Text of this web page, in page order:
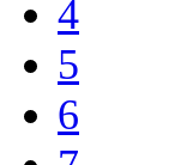
4
5
6